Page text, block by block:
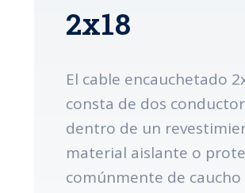
2x18
El cable encauchetado
consta de dos
dentro de un
material aislante o
comúnmente de caucho